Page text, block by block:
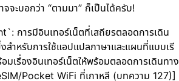
จจะบอกว่า “ตามมา” ก็เป็นได้ครับ!
การมีอินเทอร์เน็ตที่เสถียรตลอดการเดิน
ำหรับการใช้แอปแปลภาษาและแผนที่แบบเรี
มเรื่องอินเทอร์เน็ตให้พร้อมตลอดการเดินทาง
Pocket WiFi ที่เกาหลี (บทความ 127)]